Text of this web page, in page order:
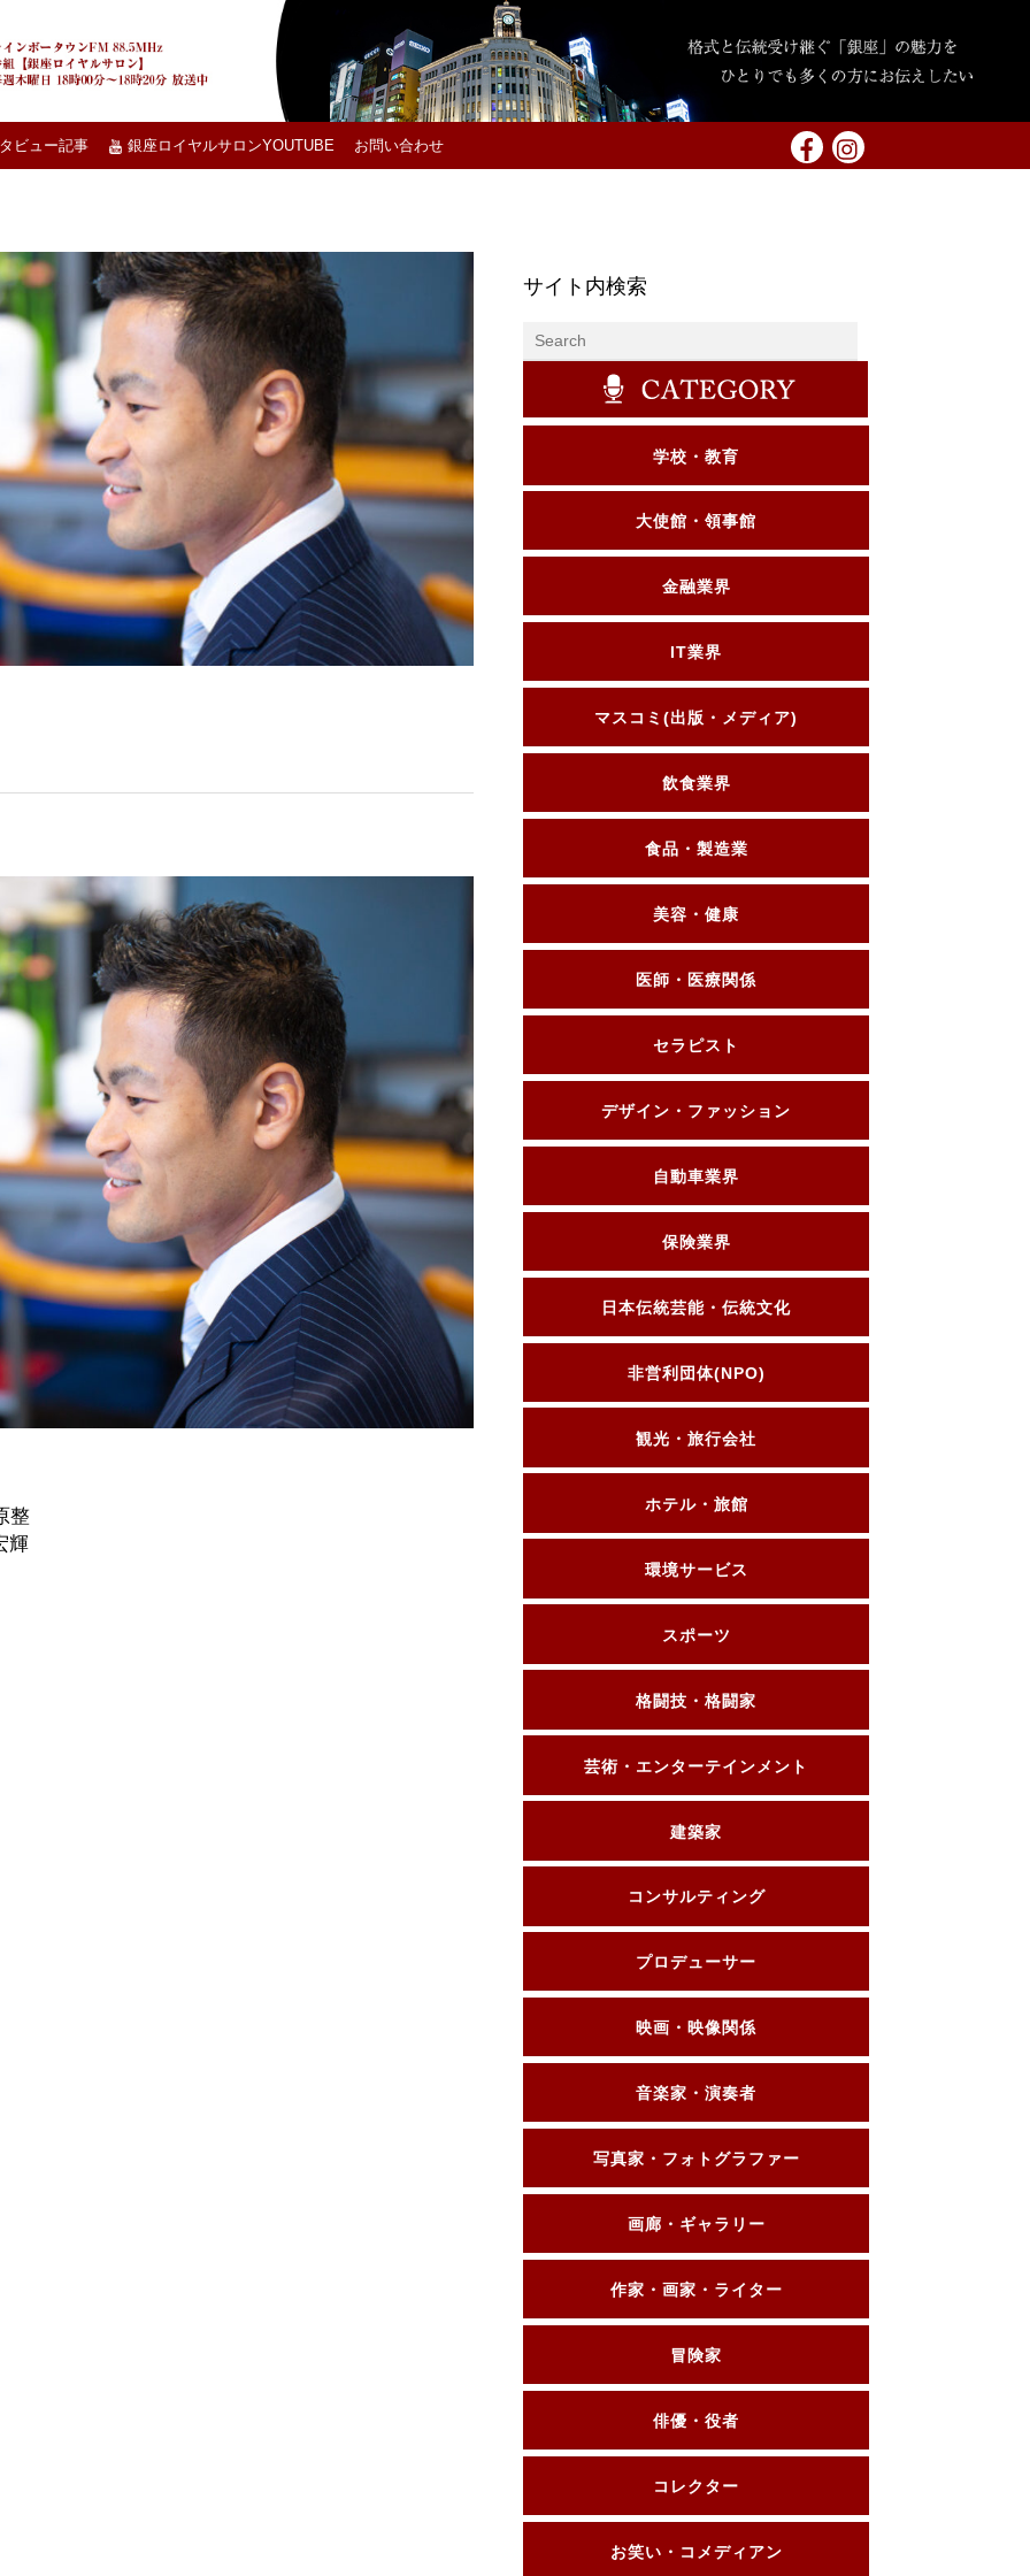
ビュー記事 銀座ロイヤルサロンYOUTUBE お問い合わせ
整
輝
サイト内検索
学校・教育
大使館・領事館
金融業界
IT業界
マスコミ(出版・メディア)
飲食業界
食品・製造業
美容・健康
医師・医療関係
セラピスト
デザイン・ファッション
自動車業界
保険業界
日本伝統芸能・伝統文化
非営利団体(NPO)
観光・旅行会社
ホテル・旅館
環境サービス
スポーツ
格闘技・格闘家
芸術・エンターテインメント
建築家
コンサルティング
プロデューサー
映画・映像関係
音楽家・演奏者
写真家・フォトグラファー
画廊・ギャラリー
作家・画家・ライター
冒険家
俳優・役者
コレクター
お笑い・コメディアン